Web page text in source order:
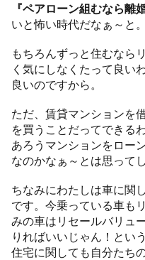
『ペアローン組むなら離
いと怖い時代だなぁ～と。
もちろんずっと住むなら
く気にしなくたって良い
良いのですから。
ただ、賃貸マンションを
を買うことだってできる
あろうマンションをロー
なのかなぁ～とは思って
ちなみにわたしは車に関
です。今乗っている車も
みの車はリセールバリュ
りればいいじゃん！とい
住宅に関しても自分たち